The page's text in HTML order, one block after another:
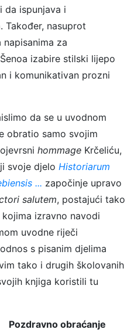
da ispunjava i
Također, nasuprot
za
izabire stilski lijepo
i komunikativan prozni
da se u uvodnom
obratio samo svojim
hommage Krčeliću,
svoje djelo Historiarum
... započinje upravo
salutem, postajući tako
izravno navodi
uvodne riječi
s pisanim djelima
tako i drugih školovanih
knjiga koristili tu
Pozdravno obraćanje